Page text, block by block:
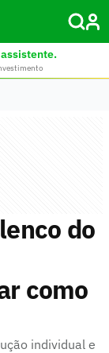
assistente.
do
como
individual e